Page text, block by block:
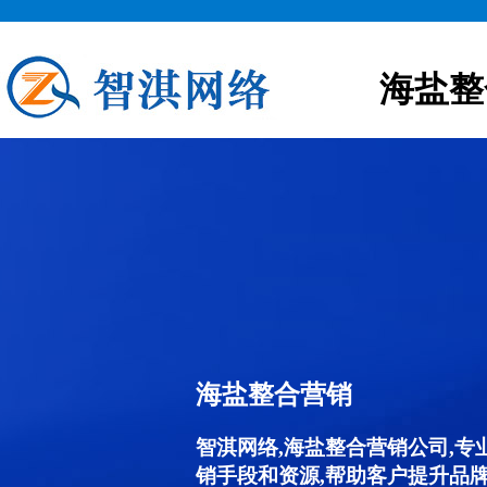
海盐
海盐整合营销
智淇网络,海盐整合营销公司,专
销手段和资源,帮助客户提升品